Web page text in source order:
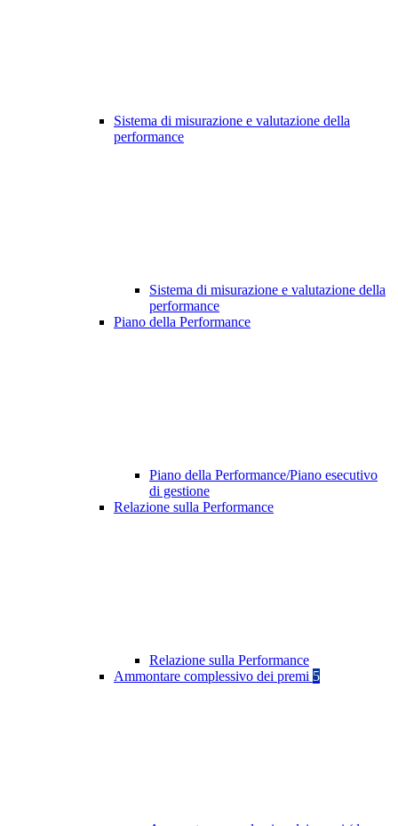
Sistema di misurazione e valutazione della
performance
Sistema di misurazione e valutazione della
performance
Piano della Performance
Piano della Performance/Piano esecutivo
di gestione
Relazione sulla Performance
Relazione sulla Performance
Ammontare complessivo dei premi 5